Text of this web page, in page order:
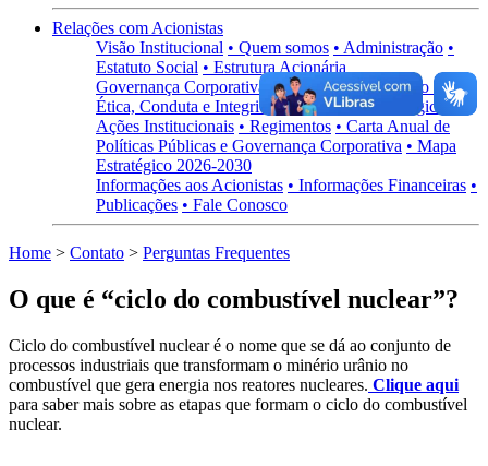
Relações com Acionistas
Visão Institucional • Quem somos • Administração •
Estatuto Social • Estrutura Acionária
Governança Corporativa
• Visão Geral • Código de
Ética, Conduta e Integridade • Políticas Estratégicas •
Ações Institucionais • Regimentos • Carta Anual de
Políticas Públicas e Governança Corporativa • Mapa
Estratégico 2026-2030
Informações aos Acionistas • Informações Financeiras •
Publicações • Fale Conosco
Home > Contato > Perguntas Frequentes
O que é “ciclo do combustível nuclear”?
Ciclo do combustível nuclear é o nome que se dá ao conjunto de
processos industriais que transformam o minério urânio no
combustível que gera energia nos reatores nucleares. Clique aqui
para saber mais sobre as etapas que formam o ciclo do combustível
nuclear.